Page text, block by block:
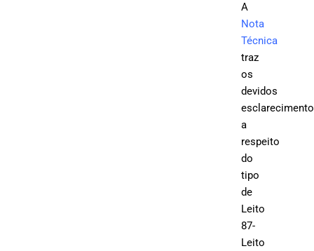
A
Nota
Técnica
traz
os
devidos
a
respeito
do
tipo
de
Leito
87-
Leito